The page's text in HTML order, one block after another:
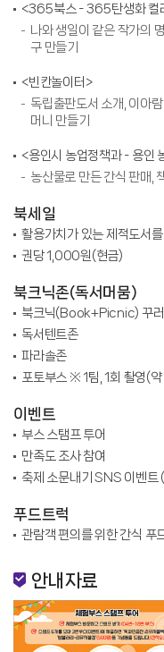
<365북스 - 365탄생화 컬
나와 생일이 같은 작가의
구 만들기
<빈칸놀이터>
독립출판도서 소개, 이아
머니 만들기
<용인시 농업정책과 - 용인
농산물로 만든 간식 판매,
북세일
활용가치가 있는 제적도서
권당 1,000원(현금)
북크닉존(독서머뭄)
북크닉(Book+Picnic) 꾸러
독서텐트존
파라솔존
포토부스 ※ 1팀, 1회 촬영(
이벤트
부스 스탬프 투어
만족도 조사 참여
축제 소문내기 SNS 이벤트
푸드트럭
관람객 편의를 위한 간식 푸
안내자료